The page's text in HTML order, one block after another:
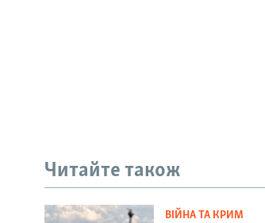
Читайте також
ВІЙНА ТА КРИМ